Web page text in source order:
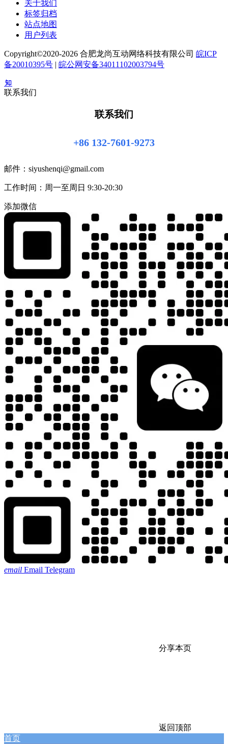
关于我们
标签归档
站点地图
用户列表
Copyright©2020-2026 合肥龙尚互动网络科技有限公司 皖ICP
备20010395号 | 皖公网安备34011102003794号
联系我们
联系我们
+86 132-7601-9273
邮件：siyushenqi@gmail.com
工作时间：周一至周日 9:30-20:30
添加微信
email Email Telegram
分享本页
返回顶部
首页